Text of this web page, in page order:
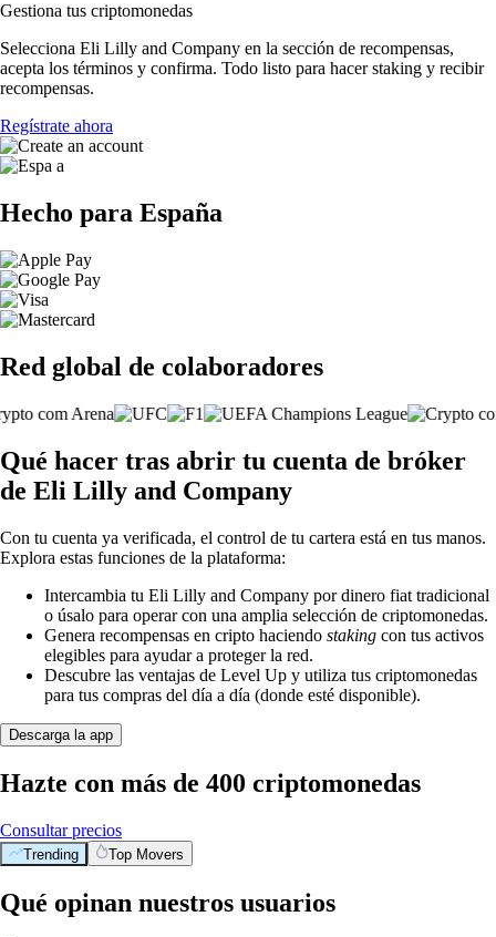
Gestiona tus criptomonedas
Selecciona Eli Lilly and Company en la sección de recompensas,
acepta los términos y confirma. Todo listo para hacer staking y recibir
recompensas.
Regístrate ahora
Hecho para España
Red global de colaboradores
Qué hacer tras abrir tu cuenta de bróker
de Eli Lilly and Company
Con tu cuenta ya verificada, el control de tu cartera está en tus manos.
Explora estas funciones de la plataforma:
Intercambia tu Eli Lilly and Company por dinero fiat tradicional
o úsalo para operar con una amplia selección de criptomonedas.
Genera recompensas en cripto haciendo staking con tus activos
elegibles para ayudar a proteger la red.
Descubre las ventajas de Level Up y utiliza tus criptomonedas
para tus compras del día a día (donde esté disponible).
Descarga la app
Hazte con más de 400 criptomonedas
Consultar precios
Trending Top Movers
Qué opinan nuestros usuarios